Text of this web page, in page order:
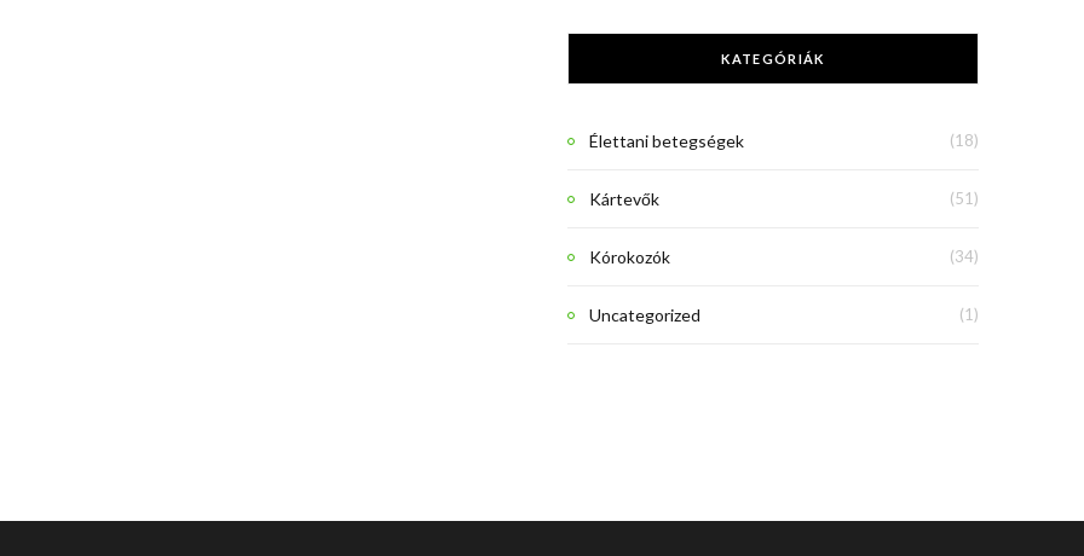
KATEGÓRIÁK
Élettani betegségek (18)
Kártevők (51)
Kórokozók (34)
Uncategorized (1)